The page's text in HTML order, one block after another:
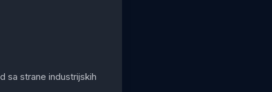
sa strane industrijskih